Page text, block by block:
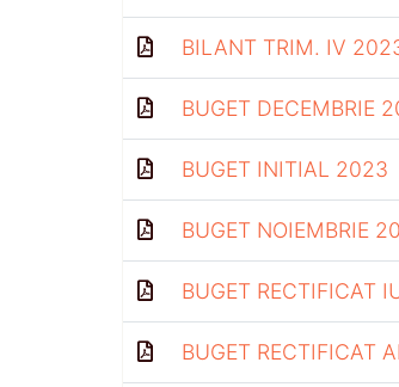
BILANT TRIM. IV
BUGET DECEMBRIE
BUGET INITIAL 2023
BUGET NOIEMBRIE
BUGET RECTIFICAT
BUGET RECTIFICAT